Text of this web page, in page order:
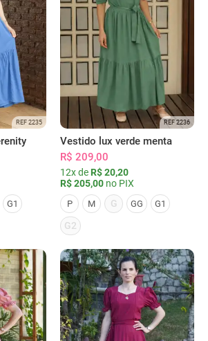
REF 2235
G1
REF 2236
Vestido lux verde menta
R$ 209,00
12x de R$ 20,20
R$ 205,00 no PIX
P M G GG G1
G2